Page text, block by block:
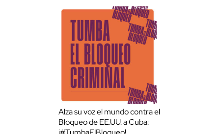
Alza su voz el mundo contra el
Bloqueo de EE.UU. a Cuba: